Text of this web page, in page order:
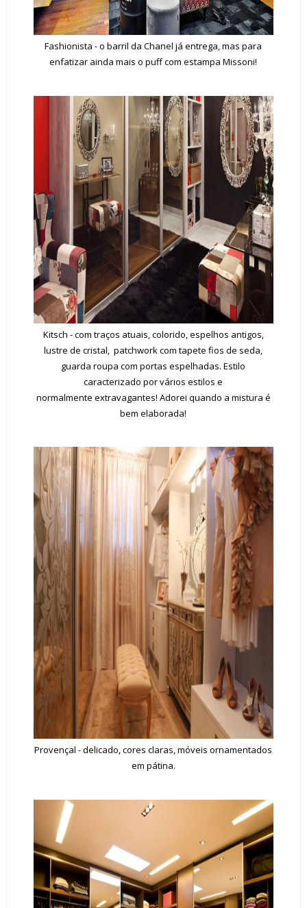
Fashionista - o barril da Chanel já entrega, mas para
enfatizar ainda mais o puff com estampa Missoni!
Kitsch - com traços atuais, colorido, espelhos antigos,
lustre de cristal, patchwork com tapete fios de seda,
guarda roupa com portas espelhadas. Estilo
caracterizado por vários estilos e
normalmente extravagantes! Adorei quando a mistura é
bem elaborada!
Provençal - delicado, cores claras, móveis ornamentados
em pátina.